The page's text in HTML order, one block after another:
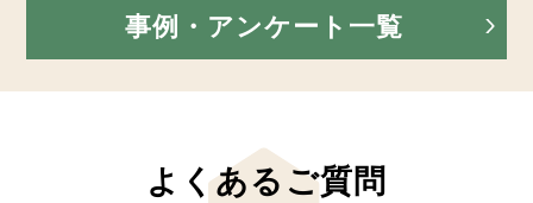
事例・アンケート一覧
よくあるご質問